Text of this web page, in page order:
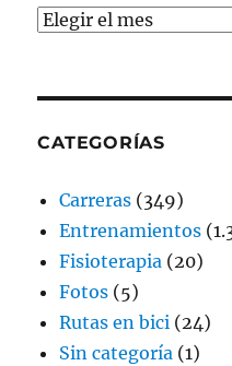
Archivos
CATEGORÍAS
Carreras (349)
Entrenamientos
Fisioterapia (20)
Fotos (5)
Rutas en bici (24)
Sin categoría (1)